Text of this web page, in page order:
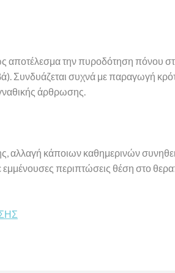
την πυροδότηση πόνου
Συνδυάζεται συχνά με παραγωγή
άρθρωσης.
αλλαγή κάποιων καθημερινών
περιπτώσεις θέση στο